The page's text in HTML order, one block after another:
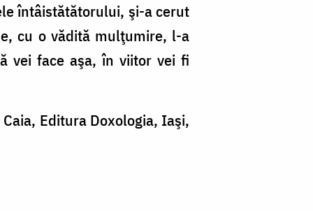
întâistătătorului, şi-a cerut
cu o vădită mulţumire, l-a
vei face aşa, în viitor vei fi
Editura Doxologia, Iaşi,